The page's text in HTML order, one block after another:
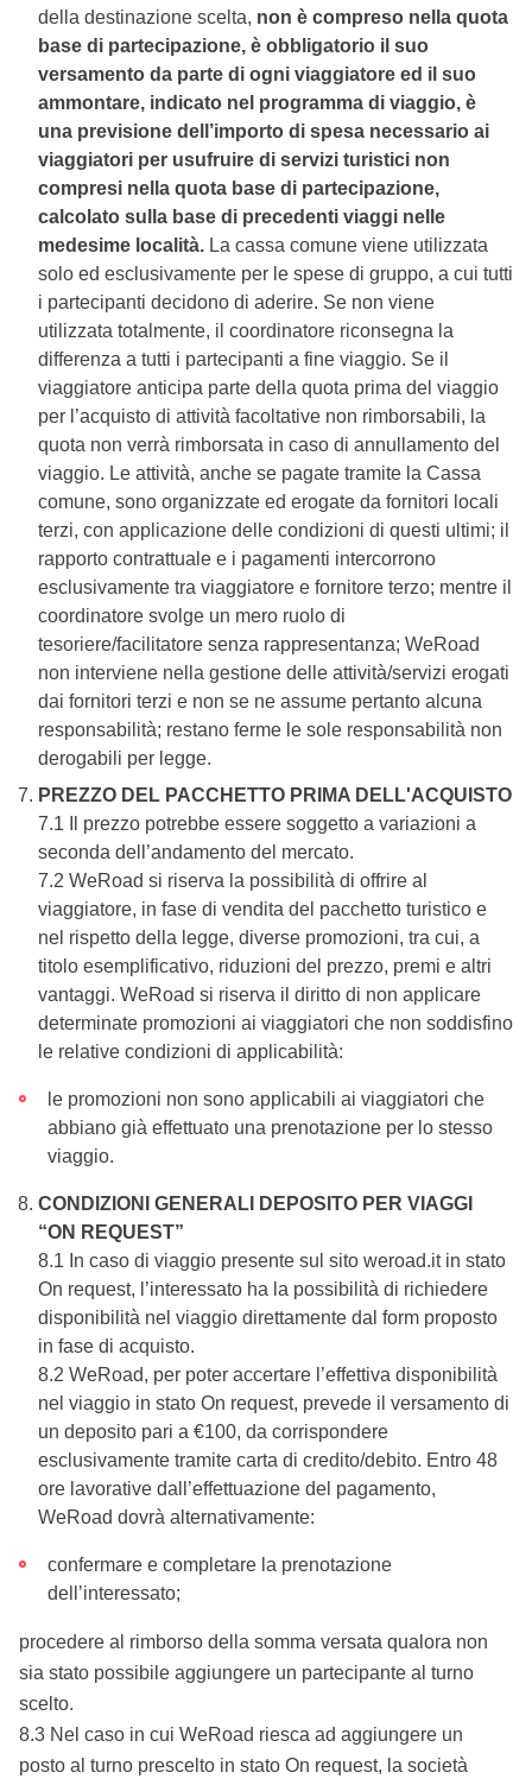
della destinazione scelta, non è compreso nella quota
base di partecipazione, è obbligatorio il suo
versamento da parte di ogni viaggiatore ed il suo
ammontare, indicato nel programma di viaggio, è
una previsione dell’importo di spesa necessario ai
viaggiatori per usufruire di servizi turistici non
compresi nella quota base di partecipazione,
calcolato sulla base di precedenti viaggi nelle
medesime località. La cassa comune viene utilizzata
solo ed esclusivamente per le spese di gruppo, a cui tutti
i partecipanti decidono di aderire. Se non viene
utilizzata totalmente, il coordinatore riconsegna la
differenza a tutti i partecipanti a fine viaggio. Se il
viaggiatore anticipa parte della quota prima del viaggio
per l’acquisto di attività facoltative non rimborsabili, la
quota non verrà rimborsata in caso di annullamento del
viaggio. Le attività, anche se pagate tramite la Cassa
comune, sono organizzate ed erogate da fornitori locali
terzi, con applicazione delle condizioni di questi ultimi; il
rapporto contrattuale e i pagamenti intercorrono
esclusivamente tra viaggiatore e fornitore terzo; mentre il
coordinatore svolge un mero ruolo di
tesoriere/facilitatore senza rappresentanza; WeRoad
non interviene nella gestione delle attività/servizi erogati
dai fornitori terzi e non se ne assume pertanto alcuna
responsabilità; restano ferme le sole responsabilità non
derogabili per legge.
PREZZO DEL PACCHETTO PRIMA DELL'ACQUISTO
7.1 Il prezzo potrebbe essere soggetto a variazioni a
seconda dell’andamento del mercato.
7.2 WeRoad si riserva la possibilità di offrire al
viaggiatore, in fase di vendita del pacchetto turistico e
nel rispetto della legge, diverse promozioni, tra cui, a
titolo esemplificativo, riduzioni del prezzo, premi e altri
vantaggi. WeRoad si riserva il diritto di non applicare
determinate promozioni ai viaggiatori che non soddisfino
le relative condizioni di applicabilità:
le promozioni non sono applicabili ai viaggiatori che
abbiano già effettuato una prenotazione per lo stesso
viaggio.
CONDIZIONI GENERALI DEPOSITO PER VIAGGI
“ON REQUEST”
8.1 In caso di viaggio presente sul sito weroad.it in stato
On request, l’interessato ha la possibilità di richiedere
disponibilità nel viaggio direttamente dal form proposto
in fase di acquisto.
8.2 WeRoad, per poter accertare l’effettiva disponibilità
nel viaggio in stato On request, prevede il versamento di
un deposito pari a €100, da corrispondere
esclusivamente tramite carta di credito/debito. Entro 48
ore lavorative dall’effettuazione del pagamento,
WeRoad dovrà alternativamente:
confermare e completare la prenotazione
dell’interessato;
procedere al rimborso della somma versata qualora non
sia stato possibile aggiungere un partecipante al turno
scelto.
8.3 Nel caso in cui WeRoad riesca ad aggiungere un
posto al turno prescelto in stato On request, la società